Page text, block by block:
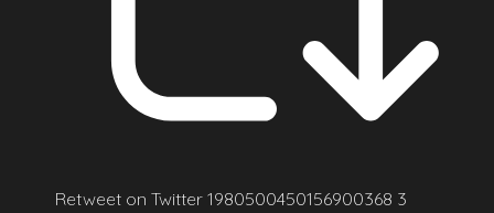
Retweet on Twitter 1980500450156900368 3